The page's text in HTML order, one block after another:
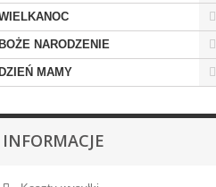
BOŻE NARODZENIE
DZIEŃ MAMY
INFORMACJE